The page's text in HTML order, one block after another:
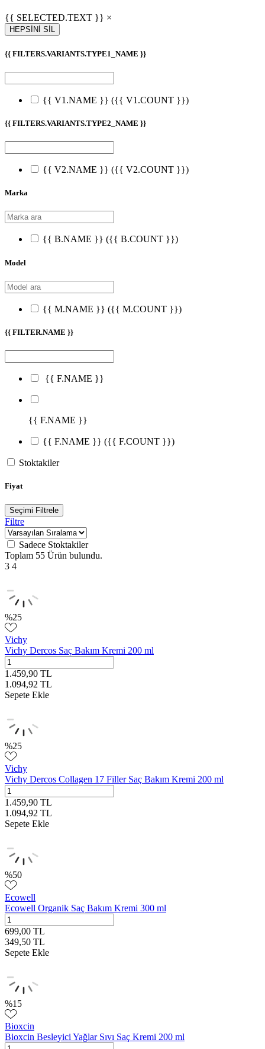
{{ SELECTED.TEXT }} ×
HEPSİNİ SİL
{{ FILTERS.VARIANTS.TYPE1_NAME }}
{{ V1.NAME }} ({{ V1.COUNT }})
{{ FILTERS.VARIANTS.TYPE2_NAME }}
{{ V2.NAME }} ({{ V2.COUNT }})
Marka
{{ B.NAME }} ({{ B.COUNT }})
Model
{{ M.NAME }} ({{ M.COUNT }})
{{ FILTER.NAME }}
{{ F.NAME }}
{{ F.NAME }}
{{ F.NAME }} ({{ F.COUNT }})
Stoktakiler
Fiyat
Seçimi Filtrele
Filtre
Sadece Stoktakiler
Toplam 55 Ürün bulundu.
3 4
%25
Vichy
Vichy Dercos Saç Bakım Kremi 200 ml
1.459,90 TL
1.094,92 TL
Sepete Ekle
%25
Vichy
Vichy Dercos Collagen 17 Filler Saç Bakım Kremi 200 ml
1.459,90 TL
1.094,92 TL
Sepete Ekle
%50
Ecowell
Ecowell Organik Saç Bakım Kremi 300 ml
699,00 TL
349,50 TL
Sepete Ekle
%15
Bioxcin
Bioxcin Besleyici Yağlar Sıvı Saç Kremi 200 ml